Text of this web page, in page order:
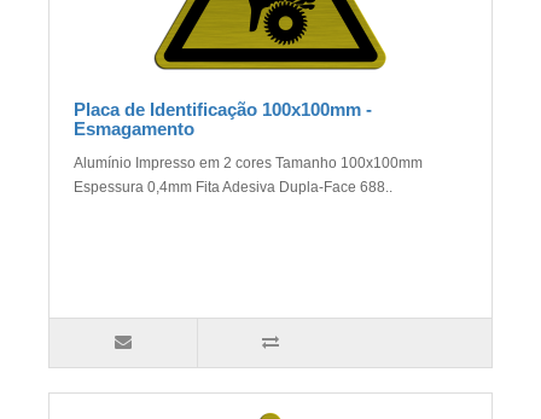
Placa de Identificação 100x100mm -
Esmagamento
Alumínio Impresso em 2 cores Tamanho 100x100mm
Espessura 0,4mm Fita Adesiva Dupla-Face 688..